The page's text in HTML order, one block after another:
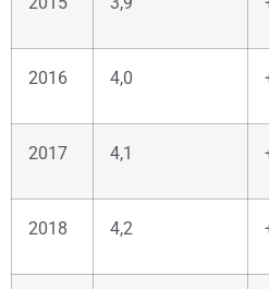
2016 4,0
2017 4,1
2018 4,2